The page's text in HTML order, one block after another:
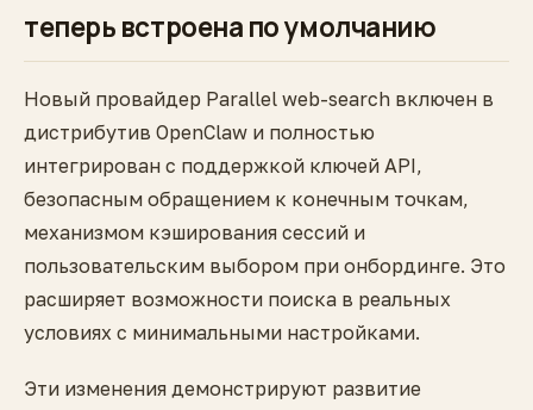
теперь встроена по умолчанию
Новый провайдер Parallel web-search включен в
дистрибутив OpenClaw и полностью
интегрирован с поддержкой ключей API,
безопасным обращением к конечным точкам,
механизмом кэширования сессий и
пользовательским выбором при онбординге. Это
расширяет возможности поиска в реальных
условиях с минимальными настройками.
Эти изменения демонстрируют развитие